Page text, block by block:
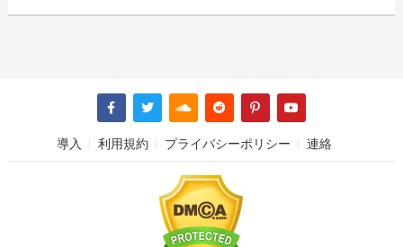
導入 利用規約 プライバシーポリシー 連絡